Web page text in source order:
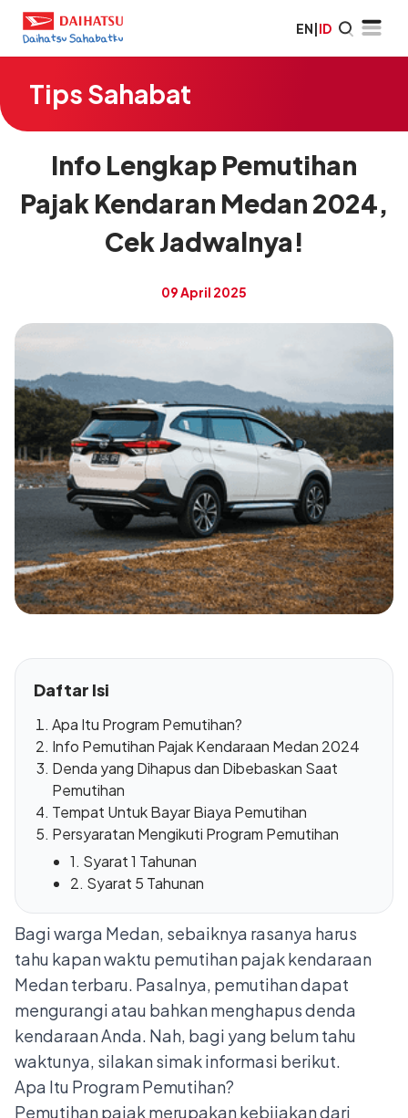
EN|ID
Tips Sahabat
Info Lengkap Pemutihan
Pajak Kendaran Medan 2024,
Cek Jadwalnya!
09 April 2025
Daftar Isi
Apa Itu Program Pemutihan?
Info Pemutihan Pajak Kendaraan Medan 2024
Denda yang Dihapus dan Dibebaskan Saat
Pemutihan
Tempat Untuk Bayar Biaya Pemutihan
Persyaratan Mengikuti Program Pemutihan
1. Syarat 1 Tahunan
2. Syarat 5 Tahunan
Bagi warga Medan, sebaiknya rasanya harus
tahu kapan waktu pemutihan pajak kendaraan
Medan terbaru. Pasalnya, pemutihan dapat
mengurangi atau bahkan menghapus denda
kendaraan Anda. Nah, bagi yang belum tahu
waktunya, silakan simak informasi berikut.
Apa Itu Program Pemutihan?
Pemutihan pajakmerupakan kebijakan dari